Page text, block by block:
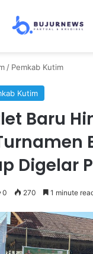
/ Pemkab Kutim
Kutim
Baru
Digelar
0 270 1 minute